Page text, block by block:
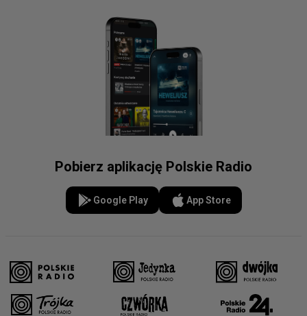
Pobierz aplikację Polskie Radio
Google Play App Store